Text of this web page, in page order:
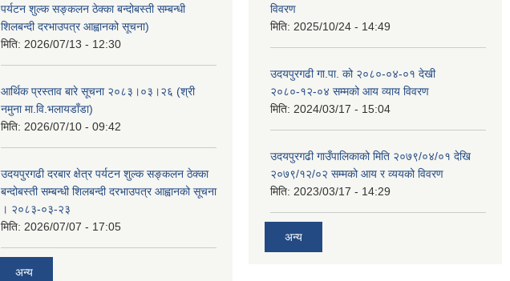
पर्यटन शुल्क सङ्कलन ठेक्का बन्दोबस्ती सम्बन्धी
शिलबन्दी दरभाउपत्र आह्वानको सूचना)
मिति: 2026/07/13 - 12:30
आर्थिक प्रस्ताव बारे सूचना २०८३।०३।२६ (श्री
नमुना मा.वि.भलायडाँडा)
मिति: 2026/07/10 - 09:42
उदयपुरगढी दरबार क्षेत्र पर्यटन शुल्क सङ्कलन ठेक्का
बन्दोबस्ती सम्बन्धी शिलबन्दी दरभाउपत्र आह्वानको सूचना
। २०८३-०३-२३
मिति: 2026/07/07 - 17:05
अन्य
विवरण
मिति: 2025/10/24 - 14:49
उदयपुरगढी गा.पा. को २०८०-०४-०१ देखी
२०८०-१२-०४ सम्मको आय व्याय विवरण
मिति: 2024/03/17 - 15:04
उदयपुरगढी गाउँपालिकाको मिति २०७९/०४/०१ देखि
२०७९/१२/०२ सम्मको आय र व्ययको विवरण
मिति: 2023/03/17 - 14:29
अन्य